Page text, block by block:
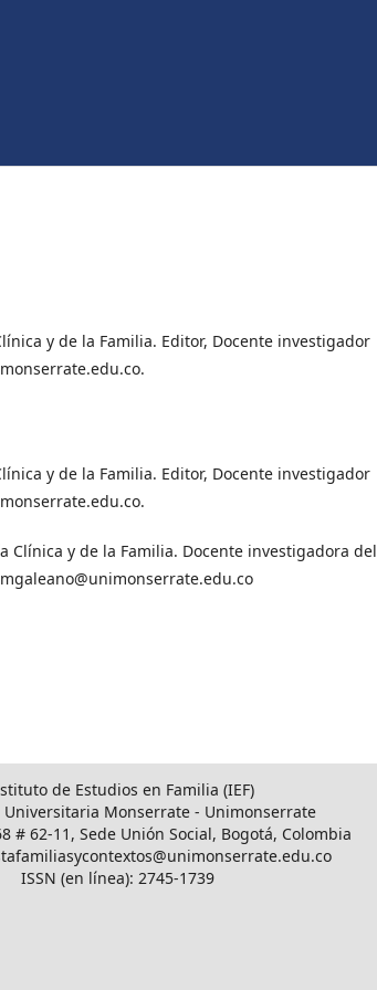
y de la Familia. Editor, Docente investigador
y de la Familia. Editor, Docente investigador
Clínica y de la Familia. Docente investigadora del
de Estudios en Familia (IEF)
Universitaria Monserrate - Unimonserrate
# 62-11, Sede Unión Social, Bogotá, Colombia
ISSN (en línea): 2745-1739